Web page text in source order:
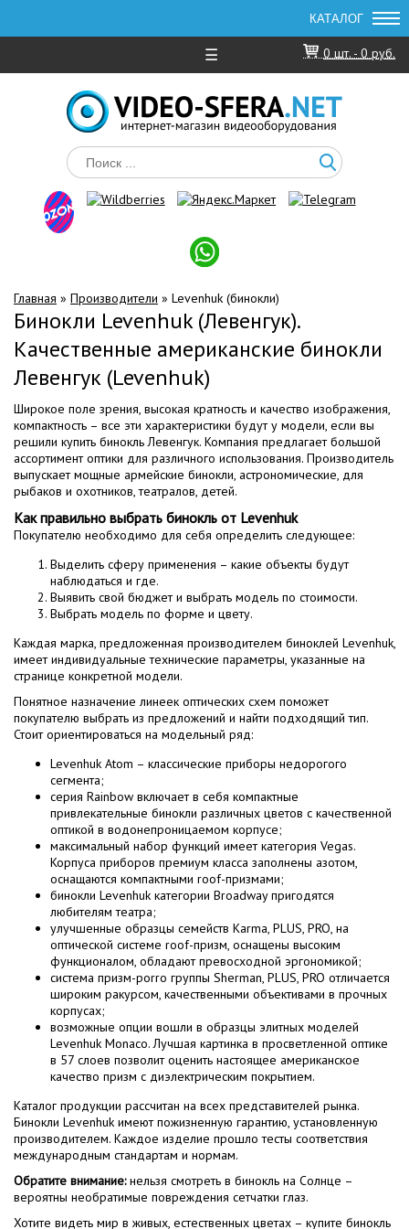
☰ 0 шт. - 0 руб.
Главная » Производители » Levenhuk (бинокли)
Бинокли Levenhuk (Левенгук).
Качественные американские бинокли
Левенгук (Levenhuk)
Широкое поле зрения, высокая кратность и качество изображения,
компактность – все эти характеристики будут у модели, если вы
решили купить бинокль Левенгук. Компания предлагает большой
ассортимент оптики для различного использования. Производитель
выпускает мощные армейские бинокли, астрономические, для
рыбаков и охотников, театралов, детей.
Как правильно выбрать бинокль от Levenhuk
Покупателю необходимо для себя определить следующее:
Выделить сферу применения – какие объекты будут
наблюдаться и где.
Выявить свой бюджет и выбрать модель по стоимости.
Выбрать модель по форме и цвету.
Каждая марка, предложенная производителем биноклей Levenhuk,
имеет индивидуальные технические параметры, указанные на
странице конкретной модели.
Понятное назначение линеек оптических схем поможет
покупателю выбрать из предложений и найти подходящий тип.
Стоит ориентироваться на модельный ряд:
Levenhuk Atom – классические приборы недорогого
сегмента;
серия Rainbow включает в себя компактные
привлекательные бинокли различных цветов с качественной
оптикой в водонепроницаемом корпусе;
максимальный набор функций имеет категория Vegas.
Корпуса приборов премиум класса заполнены азотом,
оснащаются компактными roof-призмами;
бинокли Levenhuk категории Broadway пригодятся
любителям театра;
улучшенные образцы семейств Karma, PLUS, PRO, на
оптической системе roof-призм, оснащены высоким
функционалом, обладают превосходной эргономикой;
система призм-porro группы Sherman, PLUS, PRO отличается
широким ракурсом, качественными объективами в прочных
корпусах;
возможные опции вошли в образцы элитных моделей
Levenhuk Monaco. Лучшая картинка в просветленной оптике
в 57 слоев позволит оценить настоящее американское
качество призм с диэлектрическим покрытием.
Каталог продукции рассчитан на всех представителей рынка.
Бинокли Levenhuk имеют пожизненную гарантию, установленную
производителем. Каждое изделие прошло тесты соответствия
международным стандартам и нормам.
Обратите внимание:нельзя смотреть в бинокль на Солнце –
вероятны необратимые повреждения сетчатки глаз.
Хотите видеть мир в живых, естественных цветах – купите бинокль